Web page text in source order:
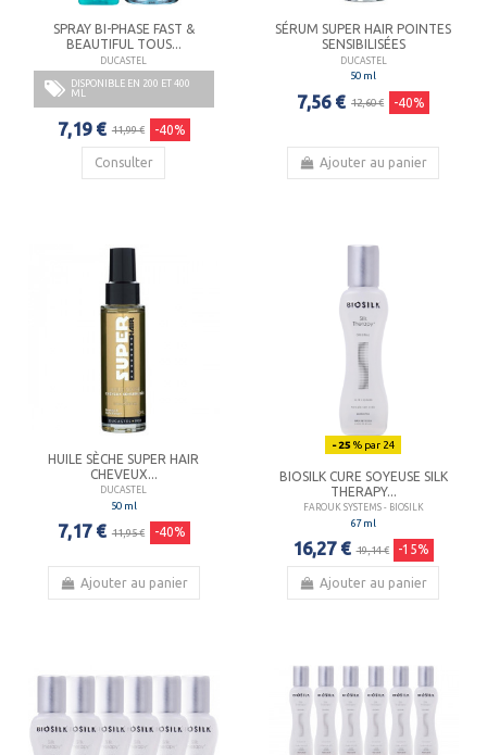
SPRAY BI-PHASE FAST &
BEAUTIFUL TOUS...
DUCASTEL
DISPONIBLE EN 200 ET 400
ML
7,19 € 11,99 € -40%
Consulter
SÉRUM SUPER HAIR POINTES
SENSIBILISÉES
DUCASTEL
50 ml
7,56 € 12,60 € -40%
Ajouter au panier
HUILE SÈCHE SUPER HAIR
CHEVEUX...
DUCASTEL
50 ml
7,17 € 11,95 € -40%
Ajouter au panier
- 25% par 24
BIOSILK CURE SOYEUSE SILK
THERAPY...
FAROUK SYSTEMS - BIOSILK
67 ml
16,27 € 19,14 € -15%
Ajouter au panier